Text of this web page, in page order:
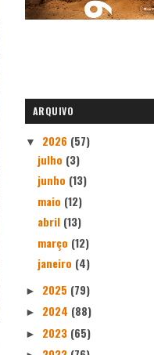
ARQUIVO
▼ 2026 (57)
julho (3)
junho (13)
maio (12)
abril (13)
março (12)
janeiro (4)
► 2025 (79)
► 2024 (88)
► 2023 (65)